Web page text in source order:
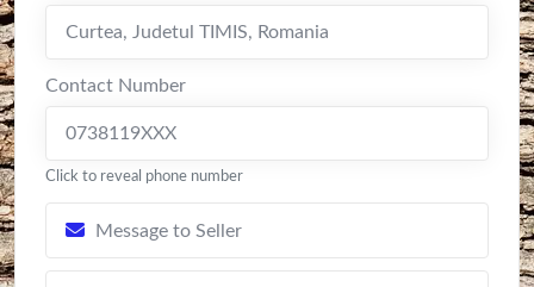
Curtea, Judetul TIMIS, Romania
Contact Number
0738119XXX
Click to reveal phone number
Message to Seller